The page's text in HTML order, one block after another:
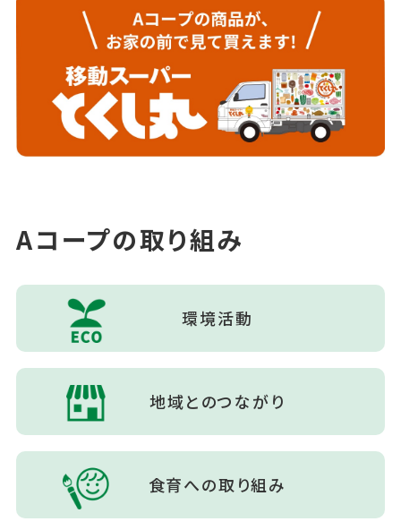
Aコープの取り組み
環境活動
地域とのつながり
食育への取り組み